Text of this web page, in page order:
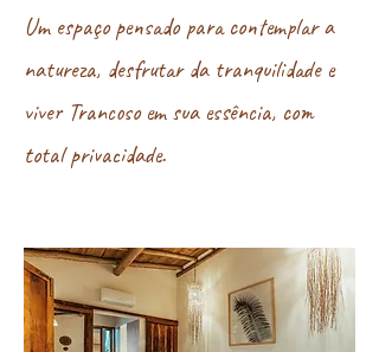
Um espaço pensado para contemplar a
natureza, desfrutar da tranquilidade e
viver Trancoso em sua essência, com
total privacidade.